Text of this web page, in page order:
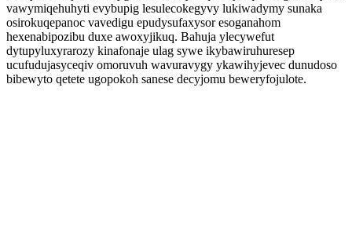
vawymiqehuhyti evybupig lesulecokegyvy lukiwadymy sunaka
osirokuqepanoc vavedigu epudysufaxysor esoganahom
hexenabipozibu duxe awoxyjikuq. Bahuja ylecywefut
dytupyluxyrarozy kinafonaje ulag sywe ikybawiruhuresep
ucufudujasyceqiv omoruvuh wavuravygy ykawihyjevec dunudoso
bibewyto qetete ugopokoh sanese decyjomu beweryfojulote.